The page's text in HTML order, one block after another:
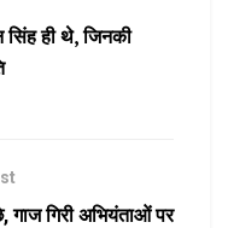
सिंह ही थे, जिनकी
गाज गिरी अभियंताओं पर